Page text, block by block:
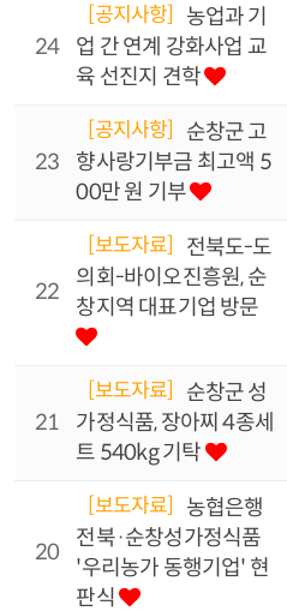
24
[공지사항]
농업과 기
업 간 연계 강화사업 교
육 선진지 견학
23
[공지사항]
순창군 고
향사랑기부금 최고액 5
00만 원 기부
22
[보도자료]
전북도-도
의회-바이오진흥원, 순
창지역 대표기업 방문
21
[보도자료]
순창군 성
가정식품, 장아찌 4종세
트 540kg 기탁
20
[보도자료]
농협은행
전북·순창성가정식품
'우리농가 동행기업' 현
판식